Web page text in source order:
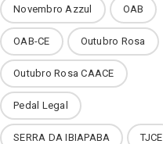
Novembro Azzul OAB
OAB-CE Outubro Rosa
Outubro Rosa CAACE
Pedal Legal
SERRA DA IBIAPABA TJCE